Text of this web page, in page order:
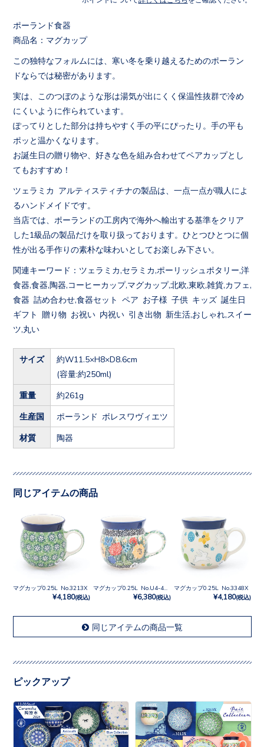
ポーランド食器
商品名：マグカップ
この独特なフォルムには、寒い冬を乗り越えるためのポーラン
ドならでは秘密があります。
実は、このつぼのような形は湯気が出にくく保温性抜群で冷め
にくいように作られています。
ぽってりとした部分は持ちやすく手の平にぴったり。手の平も
ポッと温かくなります。
お誕生日の贈り物や、好きな色を組み合わせてペアカップとし
てもおすすめ！
ツェラミカ アルティスティチナの製品は、一点一点が職人によ
るハンドメイドです。
当店では、ポーランドの工房内で海外へ輸出する基準をクリア
した1級品の製品だけを取り扱っております。ひとつひとつに個
性が出る手作りの素朴な味わいとしてお楽しみ下さい。
関連キーワード：ツェラミカ,セラミカ,ポーリッシュポタリー,洋
食器,食器,陶器,コーヒーカップ,マグカップ,北欧,東欧,雑貨,カフェ,
食器 詰め合わせ,食器セット ペア お子様 子供 キッズ 誕生日
ギフト 贈り物 お祝い 内祝い 引き出物 新生活,おしゃれ,スイー
ツ,丸い
サイズ
約W11.5×H8×D8.6cm
(容量:約250ml)
重量 約261g
生産国 ポーランド ボレスワヴィエツ
材質 陶器
同じアイテムの商品
マグカップ0.25L No.3213X
¥4,180(税込) ¥6,380(税込)
マグカップ0.25L No.3348X
¥4,180(税込)
同じアイテムの商品一覧
ピックアップ